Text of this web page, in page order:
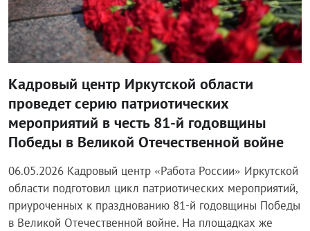
Кадровый центр Иркутской области
проведет серию патриотических
мероприятий в честь 81-й годовщины
Победы в Великой Отечественной войне
06.05.2026 Кадровый центр «Работа России» Иркутской
области подготовил цикл патриотических мероприятий,
приуроченных к празднованию 81-й годовщины Победы
в Великой Отечественной войне. На площадках же